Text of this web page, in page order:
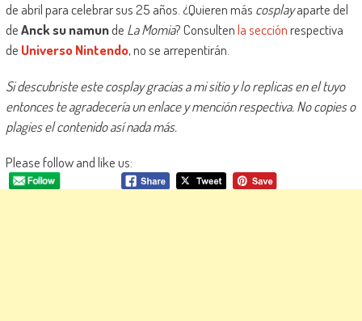
de abril para celebrar sus 25 años. ¿Quieren más cosplayaparte del
deAnck su namunde La Momia? Consultenla secciónrespectiva
de Universo Nintendo, no se arrepentirán.
Si descubriste este cosplay gracias a mi sitio y lo replicas en el tuyo
entonces te agradecería un enlace y mención respectiva. No copies o
plagies el contenido así nada más.
Please follow and like us: